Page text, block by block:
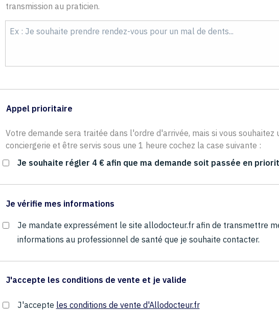
transmission au praticien.
Appel prioritaire
Votre demande sera traitée dans l'ordre d'arrivée, mais si vous souhaitez
conciergerie et être servis sous une 1 heure cochez la case suivante :
Je souhaite régler 4 € afin que ma demande soit passée en
Je vérifie mes informations
Je mandate expressément le site allodocteur.fr afin de transmettre
informations au professionnel de santé que je souhaite contacter.
J'accepte les conditions de vente et je valide
J'accepte les conditions de vente d'Allodocteur.fr